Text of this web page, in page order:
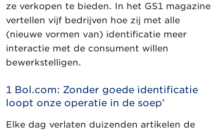
ze verkopen te bieden. In het GS1 magazine
vertellen vijf bedrijven hoe zij met alle
(nieuwe vormen van) identificatie meer
interactie met de consument willen
bewerkstelligen.
1 Bol.com: Zonder goede identificatie
loopt onze operatie in de soep’
Elke dag verlaten duizenden artikelen de